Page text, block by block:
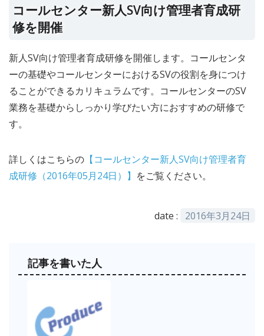
コールセンター新人SV向け管理者育成研
修を開催
新人SV向け管理者育成研修を開催します。コールセンタ
ーの基礎やコールセンターにおけるSVの役割を身につけ
ることができるカリキュラムです。コールセンターのSV
業務を基礎からしっかり学びたい方におすすめの研修で
す。
詳しくはこちらの 【コールセンター新人SV向け管理者育
成研修（2016年05月24日）】 をご覧ください。
date : 2016年3月24日
記事を書いた人